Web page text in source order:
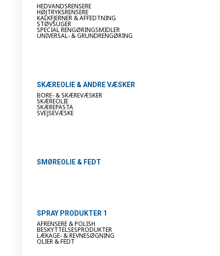
HEDVANDSRENSERE
HØJTRYKSRENSERE
KALKFJERNER & AFFEDTNING
STØVSUGER
SPECIAL RENGØRINGSMIDLER
UNIVERSAL- & GRUNDRENGØRING
SKÆREOLIE & ANDRE VÆSKER
BORE- & SKÆREVÆSKER
SKÆREOLIE
SKÆREPASTA
SVEJSEVÆSKE
SMØREOLIE & FEDT
SPRAY PRODUKTER 1
AFRENSERE & POLISH
BESKYTTELSESPRODUKTER
LÆKAGE- & REVNESØGNING
OLIER & FEDT